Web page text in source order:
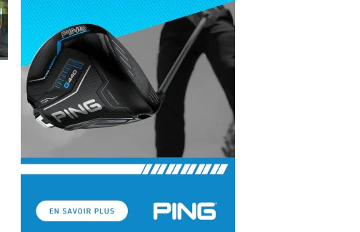
Programme Performance
Ladies European Tour 2026 : une saison
historique sur cinq continents
Debout en Bouts prolonge la Fashion Week à
Roland-Garros
Chypre